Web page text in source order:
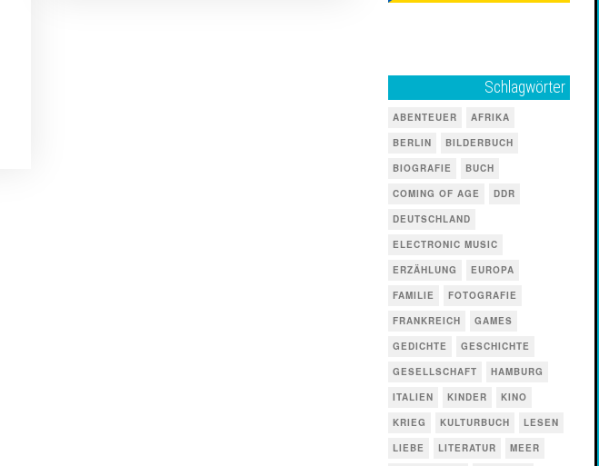
Schlagwörter
ABENTEUER
AFRIKA
BERLIN
BILDERBUCH
BIOGRAFIE
BUCH
COMING OF AGE
DDR
DEUTSCHLAND
ELECTRONIC MUSIC
ERZÄHLUNG
EUROPA
FAMILIE
FOTOGRAFIE
FRANKREICH
GAMES
GEDICHTE
GESCHICHTE
GESELLSCHAFT
HAMBURG
ITALIEN
KINDER
KINO
KRIEG
KULTURBUCH
LESEN
LIEBE
LITERATUR
MEER